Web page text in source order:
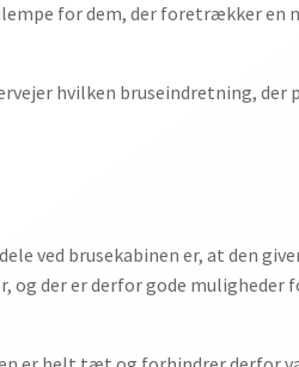
for dem, der foretrækker en
hvilken bruseindretning, der
ved brusekabinen er, at den
der er derfor gode muligheder